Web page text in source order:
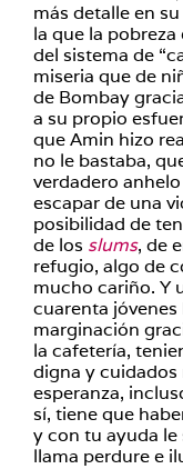
más detalle en
la que la
del sistema de
miseria que de
de Bombay
a su propio
que Amin hizo
no le bastaba,
verdadero
escapar de una
posibilidad de
de los slums, de
refugio, algo de
mucho cariño. Y
cuarenta
marginación
la cafetería,
digna y cuidados
esperanza,
sí, tiene que
y con tu ayuda le
llama perdure e